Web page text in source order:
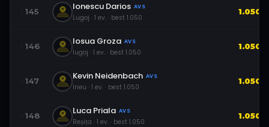
145 Ionescu Darios AVS
Lugoj · 1 ev. · best 1.050
1.050
146 Iosua Groza AVS
lugoj · 1 ev. · best 1.050
1.050
147 Kevin Neidenbach AVS
Ineu · 1 ev. · best 1.050
1.050
148 Luca Priala AVS
Reșița · 1 ev. · best 1.050
1.050